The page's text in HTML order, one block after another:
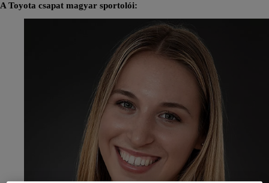
A Toyota csapat magyar sportolói: